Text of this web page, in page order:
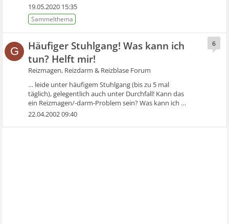
19.05.2020 15:35
G
Häufiger Stuhlgang! Was kann ich
tun? Helft mir!
Reizmagen, Reizdarm & Reizblase Forum
… leide unter häufigem Stuhlgang (bis zu 5 mal
täglich), gelegentlich auch unter Durchfall! Kann das
ein Reizmagen/-darm-Problem sein? Was kann ich …
6
22.04.2002 09:40